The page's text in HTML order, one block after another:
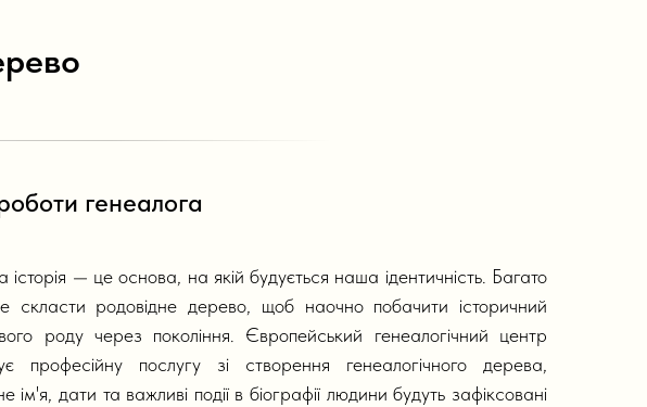
генеалога
історія — це основа, на якій будується наша ідентичність. Багато
скласти родовідне дерево, щоб наочно побачити історичний
роду через покоління. Європейський генеалогічний центр
професійну послугу зі створення генеалогічного дерева,
ім'я, дати та важливі події в біографії людини будуть зафіксовані